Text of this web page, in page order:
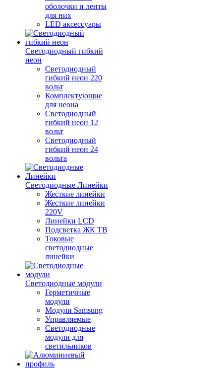
оболочки и ленты
для них
LED аксессуары
Светодиодный гибкий
неон
Светодиодный
гибкий неон 220
вольт
Комплектующие
для неона
Светодиодный
гибкий неон 12
вольт
Светодиодный
гибкий неон 24
вольта
Светодиодные Линейки
Жесткие линейки
Жесткие линейки
220V
Линейки LCD
Подсветка ЖК ТВ
Токовые
светодиодные
линейки
Светодиодные модули
Герметичные
модули
Модули Samsung
Управляемые
Светодиодные
модули для
светильников